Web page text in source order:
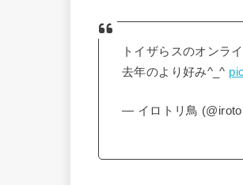
トイザらスのオンラ
去年のより好み^_^
— イロトリ鳥